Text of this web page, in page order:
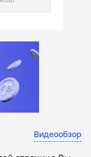
Видеообзор